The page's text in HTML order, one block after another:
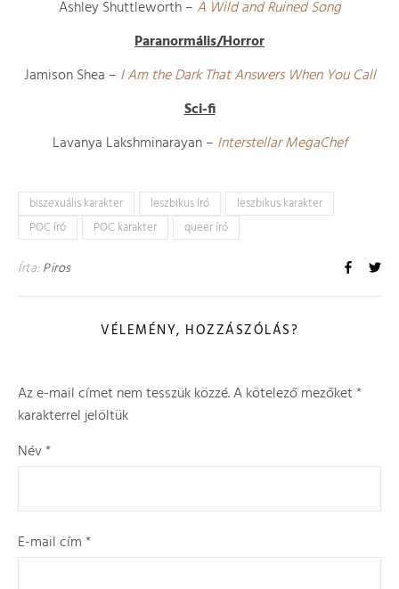
Ashley Shuttleworth –A Wild and Ruined Song
Paranormális/Horror
Jamison Shea – I Am the Dark That Answers When You Call
Sci-fi
Lavanya Lakshminarayan – Interstellar MegaChef
biszexuális karakter leszbikus író
leszbikus karakter
POC író
POC karakter queer író
Írta:Piros
VÉLEMÉNY, HOZZÁSZÓLÁS?
Az e-mail címet nem tesszük közzé.A kötelező mezőket*
karakterrel jelöltük
Név*
E-mail cím*